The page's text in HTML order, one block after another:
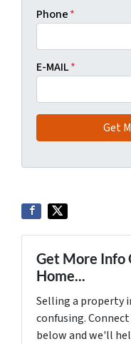
Phone*
E-MAIL*
Get More Info
Home...
Selling a property
confusing.
below and we'll